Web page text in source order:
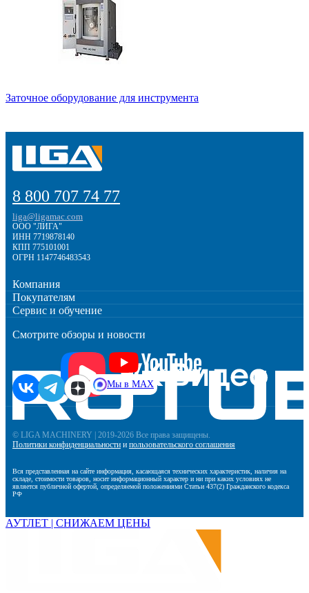
Заточное оборудование для инструмента
8 800 707 74 77
liga@ligamac.com
ООО "ЛИГА"
ИНН 7719878140
КПП 775101001
ОГРН 1147746483543
Компания
Покупателям
Сервис и обучение
Смотрите обзоры и новости
Мы в MAX
© LIGA MACHINERY | 2019-2026 Все права защищены.
Политики конфиденциальности и пользовательского соглашения
Вся представленная на сайте информация, касающаяся технических характеристик, наличия на
складе, стоимости товаров, носит информационный характер и ни при каких условиях не
является публичной офертой, определяемой положениями Статьи 437(2) Гражданского кодекса
РФ
АУТЛЕТ | СНИЖАЕМ ЦЕНЫ